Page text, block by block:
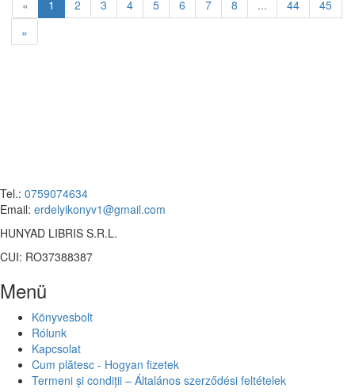
« 1 2 3 4 5 6 7 8 ... 44
45
»
Tel.: 0759074634
Email: erdelyikonyv1@gmail.com
HUNYAD LIBRIS S.R.L.
CUI: RO37388387
Menü
Könyvesbolt
Rólunk
Kapcsolat
Cum plătesc - Hogyan fizetek
Termeni și condiții – Általános szerződési feltételek